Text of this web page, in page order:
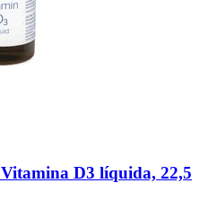
Vitamina D3 líquida, 22,5